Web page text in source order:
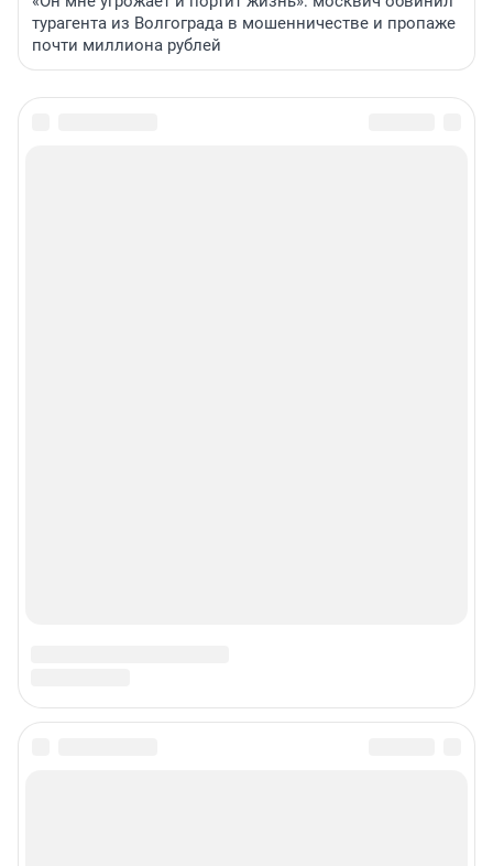
турагента из Волгограда в мошенничестве и пропаже
почти миллиона рублей